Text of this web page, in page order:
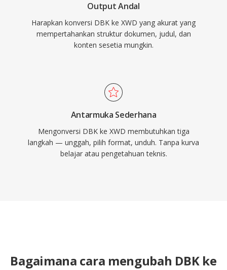
Output Andal
Harapkan konversi DBK ke XWD yang akurat yang
mempertahankan struktur dokumen, judul, dan
konten sesetia mungkin.
Antarmuka Sederhana
Mengonversi DBK ke XWD membutuhkan tiga
langkah — unggah, pilih format, unduh. Tanpa kurva
belajar atau pengetahuan teknis.
Bagaimana cara mengubah DBK ke